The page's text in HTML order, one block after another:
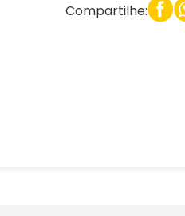
Compartilhe: